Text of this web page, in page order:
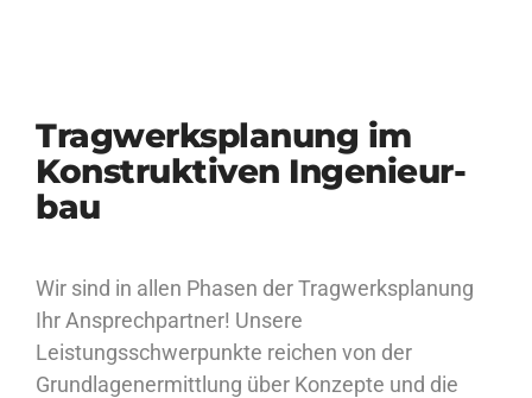
Trag­werks­pla­nung im
Kon­struk­ti­ven In­ge­nieur­
bau
Wir sind in allen Phasen der Tragwerksplanung
Ihr Ansprechpartner! Unsere
Leistungsschwerpunkte reichen von der
Grundlagenermittlung über Konzepte und die